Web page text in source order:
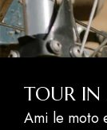
TOUR
Ami le moto